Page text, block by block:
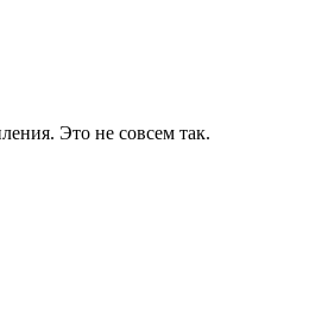
Это не совсем так.